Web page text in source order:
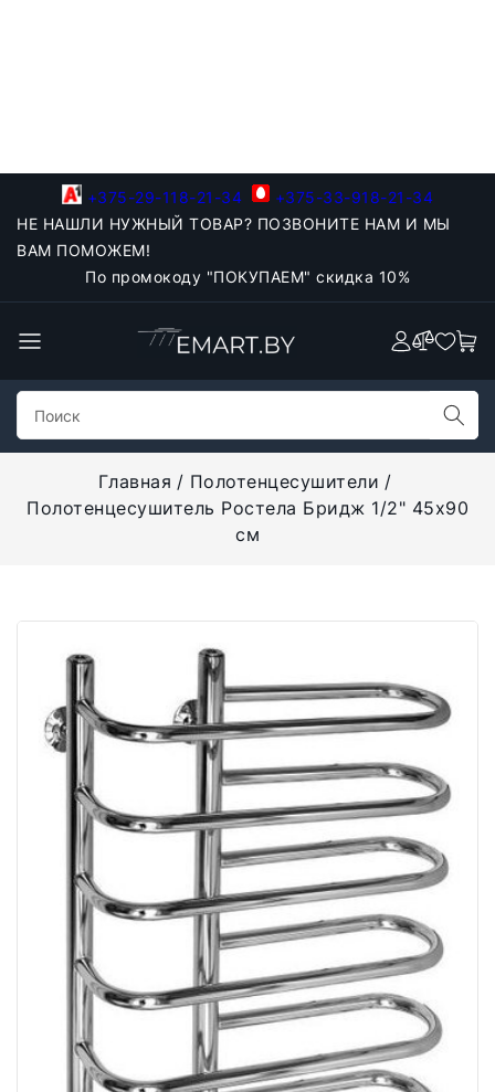
+375-29-118-21-34
+375-33-918-21-34
НЕ НАШЛИ НУЖНЫЙ ТОВАР? ПОЗВОНИТЕ НАМ И МЫ
ВАМ ПОМОЖЕМ!
По промокоду "ПОКУПАЕМ" скидка 10%
Главная
Полотенцесушители
Полотенцесушитель Ростела Бридж 1/2" 45x90
см